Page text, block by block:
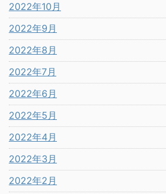
2022年10月
2022年9月
2022年8月
2022年7月
2022年6月
2022年5月
2022年4月
2022年3月
2022年2月